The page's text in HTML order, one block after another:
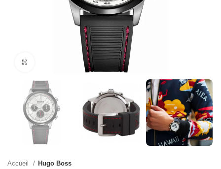
Accueil Hugo Boss